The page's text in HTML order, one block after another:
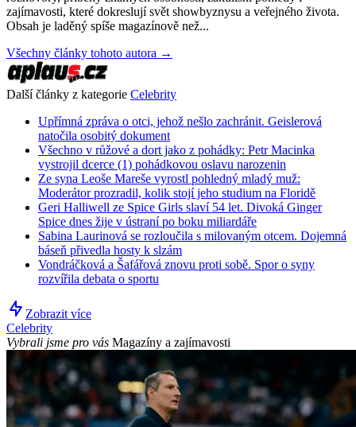
zajímavosti, které dokreslují svět showbyznysu a veřejného života.
Obsah je laděný spíše magazínově než...
Všechny články tohoto autora →
Další články z kategorie Celebrity
Upřímná zpráva o otci, jehož nešlo zachránit. Geislerová
natočila osobitý dokument
Všechno v růžové a dort jako z pohádky: Petr Macinka
vystrojil dcerce (1) pohádkovou oslavu narozenin
Ze syna Leoše Mareše vyrostl pohledný mladý muž:
Moderátor prozradil, kolik stojí jeho studium na Floridě
Geri Halliwell ze Spice Girls slaví 54 let. Divoká Ginger
Spice dnes žije v ústraní po boku miliardáře
Sabina Laurinová se rozloučila s milovaným otcem. Dojemná
báseň přivedla hosty k slzám
Vondráčková a Šafářová znovu proti sobě. Spor o syny
rozvířila debata o sportu
Zobrazit více
Celebrity
Vybrali jsme pro vás Magazíny a zajímavosti